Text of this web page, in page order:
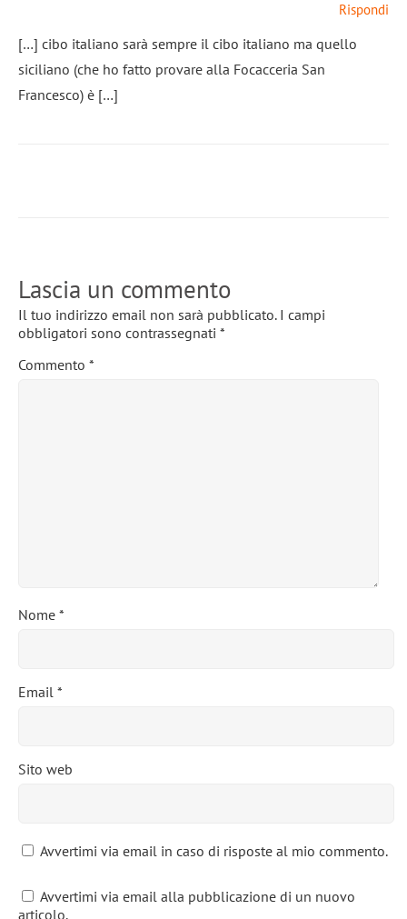
Rispondi
[…] cibo italiano sarà sempre il cibo italiano ma quello
siciliano (che ho fatto provare alla Focacceria San
Francesco) è […]
Lascia un commento
Il tuo indirizzo email non sarà pubblicato. I campi
obbligatori sono contrassegnati *
Commento *
Nome *
Email *
Sito web
Avvertimi via email in caso di risposte al mio commento.
Avvertimi via email alla pubblicazione di un nuovo
articolo.